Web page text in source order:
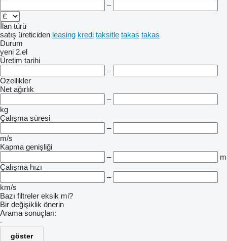
–
İlan türü
satış üreticiden leasing kredi taksitle takas takas
Durum
yeni 2.el
Üretim tarihi
–
Özellikler
Net ağırlık
–
kg
Çalışma süresi
–
m/s
Kapma genişliği
–
m
Çalışma hızı
–
km/s
Bazı filtreler eksik mi?
Bir değişiklik önerin
Arama sonuçları:
-
göster